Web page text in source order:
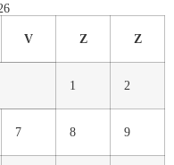
V Z Z
1 2
7 8 9